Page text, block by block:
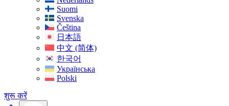
Suomi
Svenska
Čeština
日本語
中文 (简体)
한국어
Українська
Polski
शुरू करें